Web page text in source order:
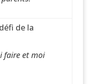
de la
faire et moi